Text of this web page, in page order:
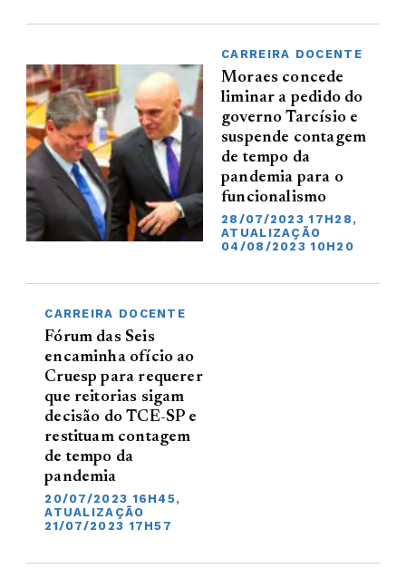
CARREIRA DOCENTE
Moraes concede
liminar a pedido do
governo Tarcísio e
suspende contagem
de tempo da
pandemia para o
funcionalismo
28/07/2023 17H28,
ATUALIZAÇÃO
04/08/2023 10H20
CARREIRA DOCENTE
Fórum das Seis
encaminha ofício ao
Cruesp para requerer
que reitorias sigam
decisão do TCE-SP e
restituam contagem
de tempo da
pandemia
20/07/2023 16H45,
ATUALIZAÇÃO
21/07/2023 17H57